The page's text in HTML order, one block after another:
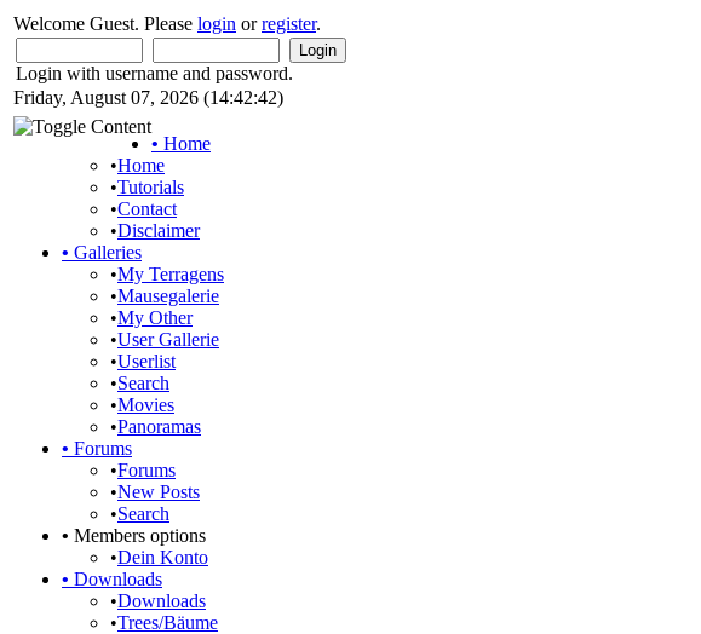
Welcome Guest. Please login orregister.
Login with username and password.
Friday, August 07, 2026 (14:42:42)
• Home
•Home
•Tutorials
•Contact
•Disclaimer
• Galleries
•My Terragens
•Mausegalerie
•My Other
•User Gallerie
•Userlist
•Search
•Movies
•Panoramas
• Forums
•Forums
•New Posts
•Search
• Members options
•Dein Konto
• Downloads
•Downloads
•Trees/Bäume